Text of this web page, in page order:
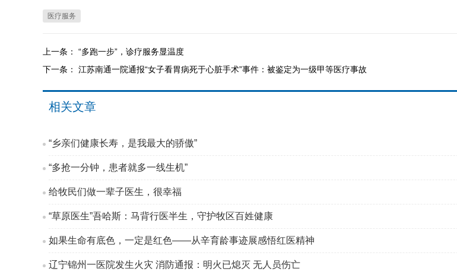
医疗服务
上一条： “多跑一步”，诊疗服务显温度
下一条： 江苏南通一院通报“女子看胃病死于心脏手术”事件：被鉴定为一级甲等医疗事故
相关文章
“乡亲们健康长寿，是我最大的骄傲”
“多抢一分钟，患者就多一线生机”
给牧民们做一辈子医生，很幸福
“草原医生”吾哈斯：马背行医半生，守护牧区百姓健康
如果生命有底色，一定是红色——从辛育龄事迹展感悟红医精神
辽宁锦州一医院发生火灾 消防通报：明火已熄灭 无人员伤亡